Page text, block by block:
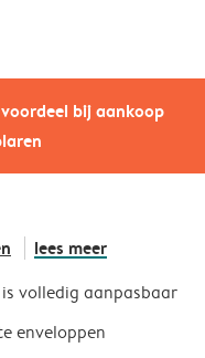
bij aankoop
lees meer
volledig aanpasbaar
enveloppen